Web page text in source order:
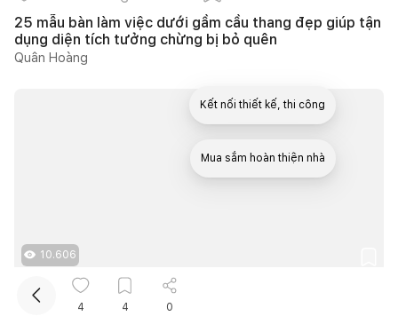
25 mẫu bàn làm việc dưới gầm cầu thang đẹp giúp tận
dụng diện tích tưởng chừng bị bỏ quên
Quân Hoàng
10.606
4 4 0
Kết nối thiết kế, thi công
Mua sắm hoàn thiện nhà